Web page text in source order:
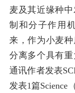
麦及其近缘种
制和分子作用
来，作为小麦
分离多个具有
通讯作者发表
发表1篇Science